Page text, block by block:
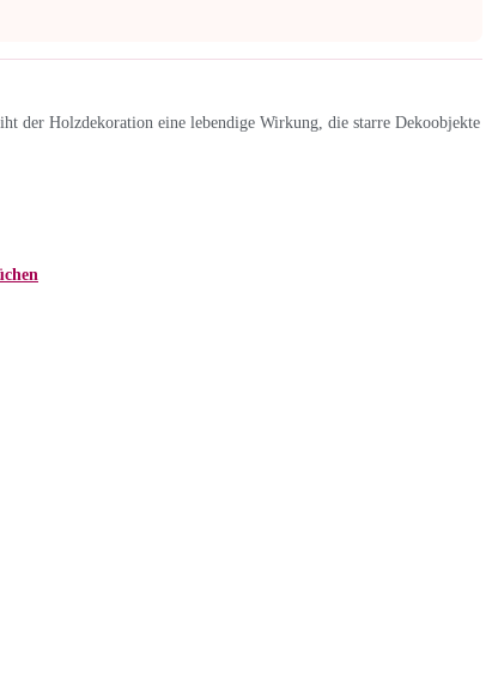
der Holzdekoration eine lebendige Wirkung, die starre Dekoobjekte